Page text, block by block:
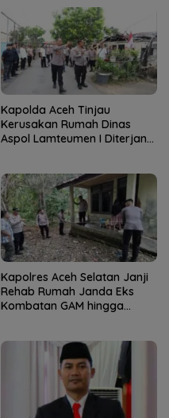
Kapolda Aceh Tinjau
Kerusakan Rumah Dinas
Aspol Lamteumen I Diterjang
Kapolres Aceh Selatan Janji
Rehab Rumah Janda Eks
Kombatan GAM hingga